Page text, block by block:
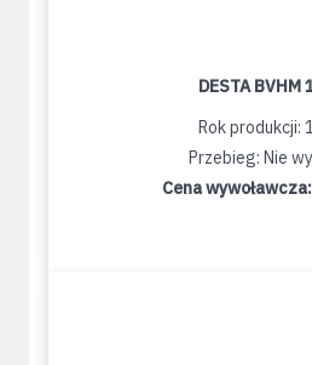
DESTA BVHM
Rok produkcji:
Przebieg: Nie
Cena wywoławcza: